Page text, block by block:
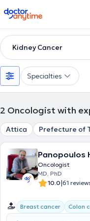
doctoranytime
Kidney Cancer
Specialties
2 Oncologist with
Attica Prefecture of
Panopoulos
Oncologist
MD, PhD
10.0|61
Breast cancer Colon